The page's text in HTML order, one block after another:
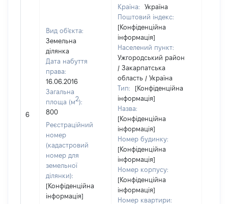
6
Вид об'єкта:
Земельна
ділянка
Дата набуття
права:
16.06.2016
Загальна
площа (м2):
800
Реєстраційний
номер
(кадастровий
номер для
земельної
ділянки):
[Конфіденційна
інформація]
Країна:
Україна
Поштовий індекс:
[Конфіденційна
інформація]
Населений пункт:
Ужгородський район
/ Закарпатська
область / Україна
Тип:
[Конфіденційна
інформація]
Назва:
[Конфіденційна
інформація]
Номер будинку:
[Конфіденційна
інформація]
Номер корпусу:
[Конфіденційна
інформація]
Номер квартири: